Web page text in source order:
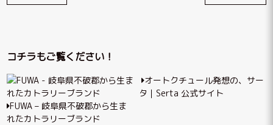
稿
ゲ
ー
シ
コチラもご覧ください！
FUWA – 岐阜県不破郡から生ま
れたカトラリーブランド
オートクチュール発想の、サー
タ｜Serta 公式サイト